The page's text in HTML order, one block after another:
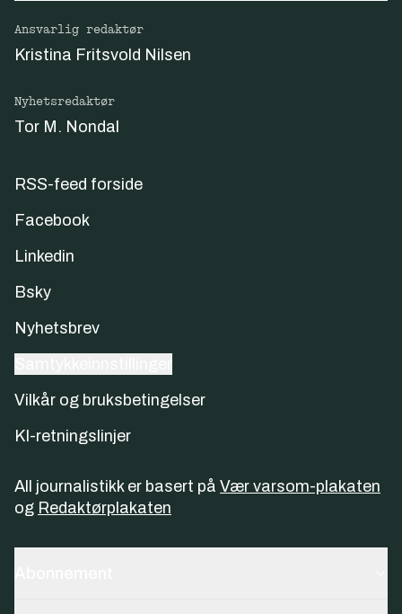
Ansvarlig redaktør
Kristina Fritsvold Nilsen
Nyhetsredaktør
Tor M. Nondal
RSS-feed forside
Facebook
Linkedin
Bsky
Nyhetsbrev
Vilkår og bruksbetingelser
KI-retningslinjer
All journalistikk er basert på Vær varsom-plakaten
og Redaktørplakaten